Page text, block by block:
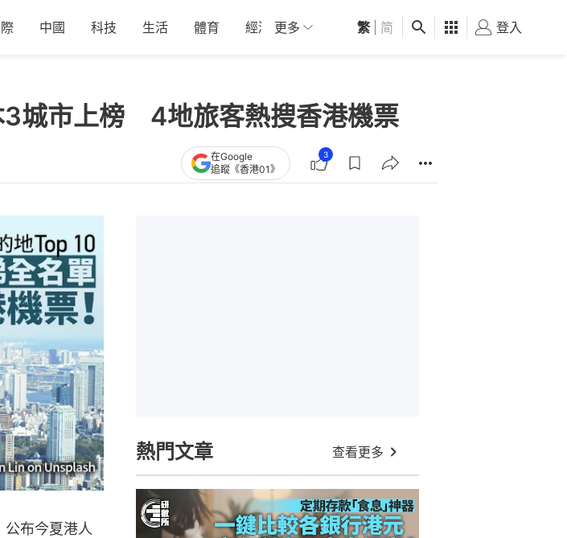
中國 科技 生活 體育 經濟 01深圳 觀點 健康 好食玩飛
更多 繁 简 登入
城市上榜 4地旅客熱搜香港機票
在Google
追蹤《香港01》
3
布今夏港人
熱門文章 查看更多